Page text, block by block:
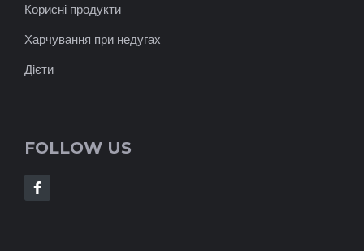
Корисні продукти
Харчування при недугах
Дієти
FOLLOW US